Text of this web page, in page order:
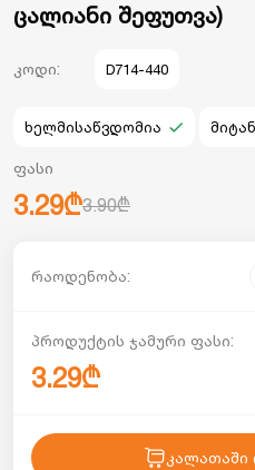
ცალიანი შეფუთვა)
კოდი: D714-440
ხელმისაწვდომია
ფასი
3.29₾3.90₾
რაოდენობა:
პროდუქტის ჯამური ფასი:
3.29₾
კალათაში